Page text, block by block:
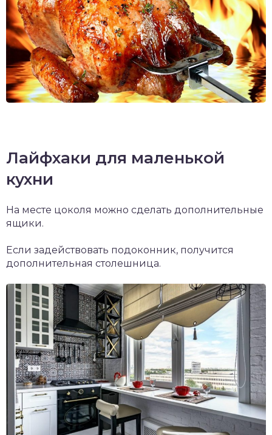
Лайфхаки для маленькой
кухни
На месте цоколя можно сделать дополнительные
ящики.
Если задействовать подоконник, получится
дополнительная столешница.